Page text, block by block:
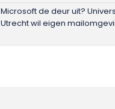
Microsoft de deur uit?
Utrecht wil eigen